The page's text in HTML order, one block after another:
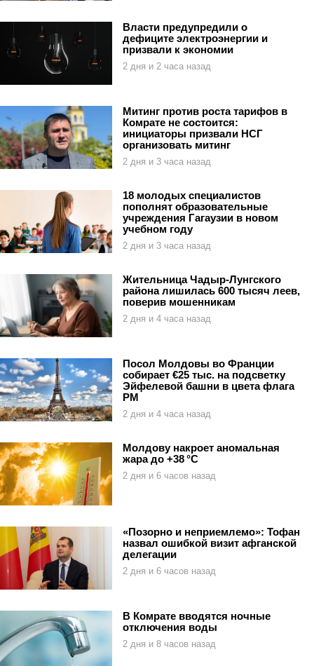
Власти предупредили о
дефиците электроэнергии и
призвали к экономии
2 дня и 2 часа назад
Митинг против роста тарифов в
Комрате не состоится:
инициаторы призвали НСГ
организовать митинг
2 дня и 3 часа назад
18 молодых специалистов
пополнят образовательные
учреждения Гагаузии в новом
учебном году
2 дня и 3 часа назад
Жительница Чадыр-Лунгского
района лишилась 600 тысяч леев,
поверив мошенникам
2 дня и 4 часа назад
Посол Молдовы во Франции
собирает €25 тыс. на подсветку
Эйфелевой башни в цвета флага
РМ
2 дня и 4 часа назад
Молдову накроет аномальная
жара до +38 °C
2 дня и 6 часов назад
«Позорно и неприемлемо»: Тофан
назвал ошибкой визит афганской
делегации
2 дня и 6 часов назад
В Комрате вводятся ночные
отключения воды
2 дня и 8 часов назад